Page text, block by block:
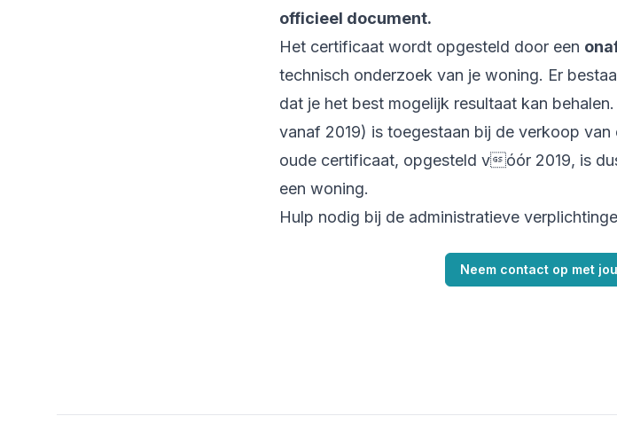
officieel document.
Het certificaat wordt opgesteld door een
technisch onderzoek van je woning. Er
dat je het best mogelijk resultaat kan
vanaf 2019) is toegestaan bij de verkoop
oude certificaat, opgesteld vóór 2019, is
een woning.
Hulp nodig bij de administratieve
Neem contact op met